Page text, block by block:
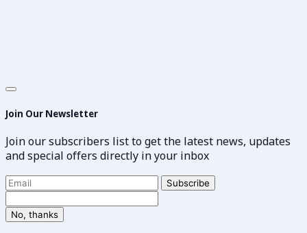
Join Our Newsletter
Join our subscribers list to get the latest news, updates
and special offers directly in your inbox
Subscribe
No, thanks